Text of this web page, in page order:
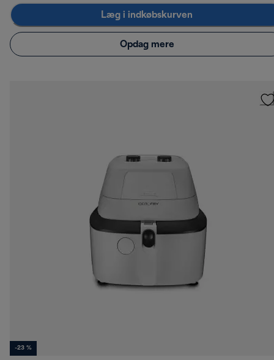
Læg i indkøbskurven
Opdag mere
-23 %